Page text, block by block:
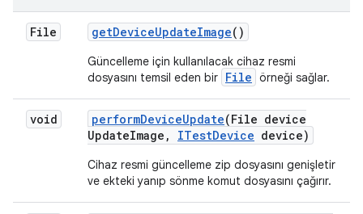
File getDeviceUpdateImage()
Güncelleme için kullanılacak cihaz resmi
dosyasını temsil eden bir File örneği sağlar.
void performDeviceUpdate(File device
UpdateImage , ITestDevice device)
Cihaz resmi güncelleme zip dosyasını genişletir
ve ekteki yanıp sönme komut dosyasını çağırır.